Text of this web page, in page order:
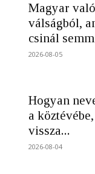
Magyar
válságból,
csinál
2026-08-05
Hogyan
a
vissza...
2026-08-04